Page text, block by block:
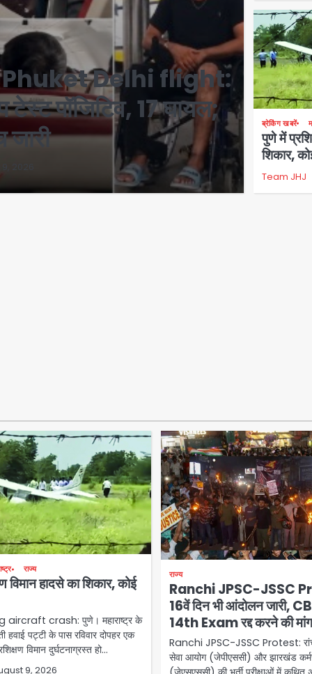
Delhi flight:
टेस्ट पॉजिटिव, 17 घायल;
2026
ब्रेकिंग खबरें
पुणे में
शिकार,
Team JHJ
राज्य
विमान हादसे का शिकार, कोई
crash: पुणे। महाराष्ट्र के
हवाई पट्टी के पास रविवार दोपहर एक
विमान दुर्घटनाग्रस्त हो…
9, 2026
राज्य
Ranchi JPSC-JSSC
16वें दिन भी आंदोलन जारी,
14th Exam रद्द करने की मांग
Ranchi JPSC-JSSC Protest:
सेवा आयोग (जेपीएससी) और झारखंड